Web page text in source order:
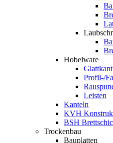
Hobelware
Profil-/
Leisten
Kanteln
KVH
BSH
Trockenbau
Bauplatten